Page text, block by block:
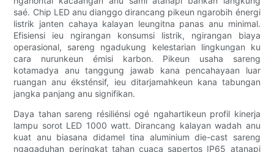
saé. Chip LED anu dianggo dirancang pikeun ngarobih énergi
listrik janten cahaya kalayan leungitna panas anu minimal.
Efisiensi ieu ngirangan konsumsi listrik, ngirangan biaya
operasional, sareng ngadukung kelestarian lingkungan ku
cara nurunkeun émisi karbon. Pikeun usaha sareng
kotamadya anu tanggung jawab kana pencahayaan luar
ruangan anu éksténsif, ieu ditarjamahkeun kana tabungan
jangka panjang anu signifikan.
Daya tahan sareng résiliénsi ogé ngahartikeun profil kinerja
lampu sorot LED 1000 watt. Dirancang kalayan wadah anu
kuat anu biasana didamel tina aluminium die-cast sareng
ngagaduhan peringkat tahan cuaca sapertos IP65 atanapi